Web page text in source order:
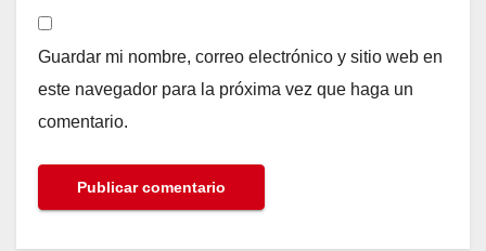
Guardar mi nombre, correo electrónico y sitio web en
este navegador para la próxima vez que haga un
comentario.